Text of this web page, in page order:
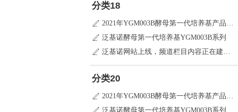
ꄅ
2021年YGM003B酵母第一代培养基产品目录更新说明
ꄅ 泛基诺酵母第一代培养基YGM003B系列
ꄅ 泛基诺网站上线，频道栏目内容正在建设中
分类18
ꄅ
2021年YGM003B酵母第一代培养基产品目录更新说明
ꄅ 泛基诺酵母第一代培养基YGM003B系列
分类20